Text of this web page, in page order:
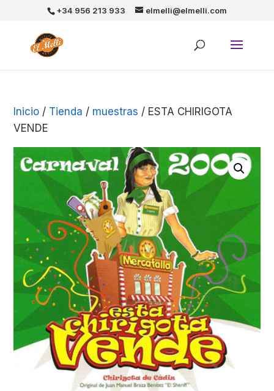
+34 956 213 933 elmelli@elmelli.com
Inicio / Tienda / muestras / ESTA CHIRIGOTA
VENDE